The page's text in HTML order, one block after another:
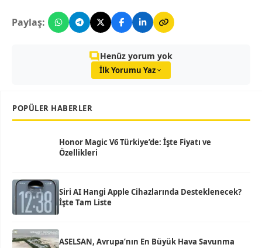
Paylaş:
Henüz yorum yok
İlk Yorumu Yaz
POPÜLER HABERLER
Honor Magic V6 Türkiye’de: İşte Fiyatı ve
Özellikleri
Siri AI Hangi Apple Cihazlarında Desteklenecek?
İşte Tam Liste
ASELSAN, Avrupa’nın En Büyük Hava Savunma